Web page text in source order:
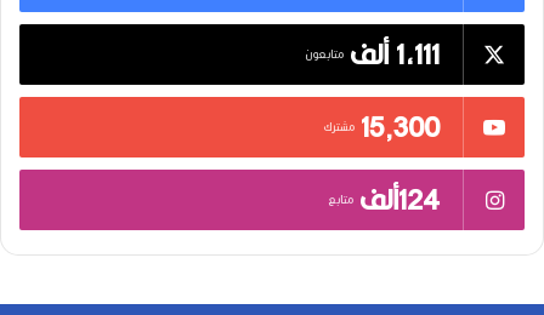
1,111 ألف متابعون
15٬300 مشترك
124ألف متابع